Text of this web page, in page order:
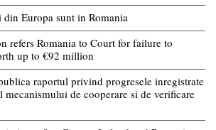
Europa sunt in Romania
refers Romania to Court for failure to
up to €92 million
raportul privind progresele inregistrate
mecanismului de cooperare si de verificare